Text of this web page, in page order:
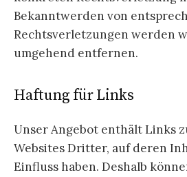
Bekanntwerden von
Rechtsverletzungen werden
umgehend entfernen.
Haftung für Links
Unser Angebot enthält Links
Websites Dritter, auf deren
Einfluss haben. Deshalb